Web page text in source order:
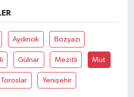
Aydıncık Bozyazı
Gülnar Mezitli Mut
Toroslar Yenişehir